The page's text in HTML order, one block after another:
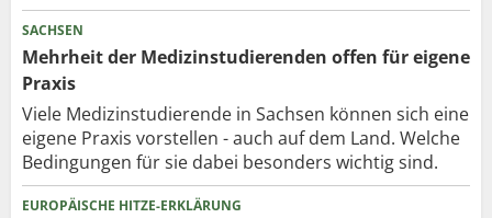
SACHSEN
Mehrheit der Medizinstudierenden offen für eigene
Praxis
Viele Medizinstudierende in Sachsen können sich eine
eigene Praxis vorstellen - auch auf dem Land. Welche
Bedingungen für sie dabei besonders wichtig sind.
EUROPÄISCHE HITZE-ERKLÄRUNG